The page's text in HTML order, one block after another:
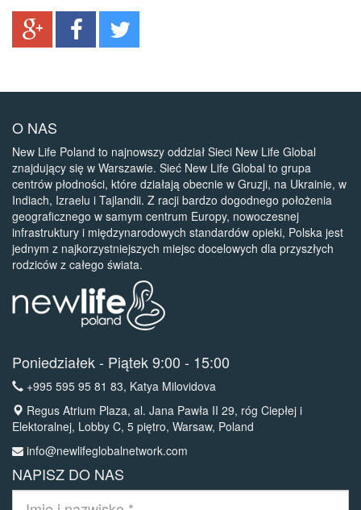
O NAS
New Life Poland to najnowszy oddział Sieci New Life Global
znajdujący się w Warszawie. Sieć New Life Global to grupa
centrów płodności, które działają obecnie w Gruzji, na Ukrainie, w
Indiach, Izraelu i Tajlandii. Z racji bardzo dogodnego położenia
geograficznego w samym centrum Europy, nowoczesnej
infrastruktury i międzynarodowych standardów opieki, Polska jest
jednym z najkorzystniejszych miejsc docelowych dla przyszłych
rodziców z całego świata.
Poniedziałek - Piątek 9:00 - 15:00
+995 595 95 81 83, Katya Milovidova
Regus Atrium Plaza, al. Jana Pawła II 29, róg Ciepłej i
Elektoralnej, Lobby C, 5 piętro, Warsaw, Poland
info@newlifeglobalnetwork.com
NAPISZ DO NAS